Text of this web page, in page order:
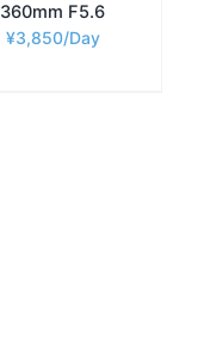
360mm F5.6
¥3,850